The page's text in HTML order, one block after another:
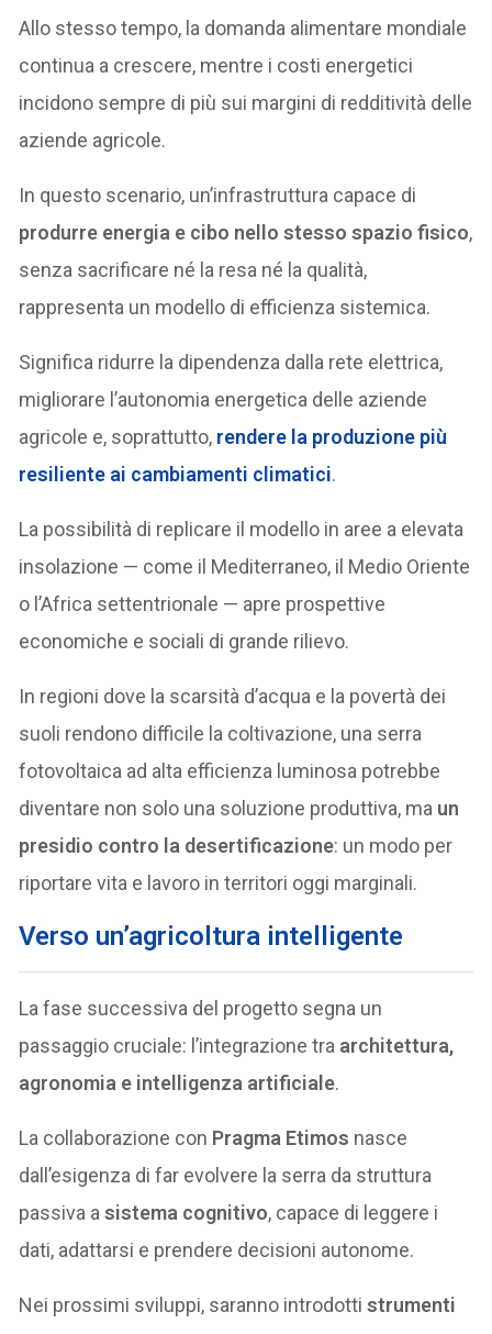
Allo stesso tempo, la domanda alimentare mondiale
continua a crescere, mentre i costi energetici
incidono sempre di più sui margini di redditività delle
aziende agricole.
In questo scenario, un’infrastruttura capace di
produrre energia e cibo nello stesso spazio fisico,
senza sacrificare né la resa né la qualità,
rappresenta un modello di efficienza sistemica.
Significa ridurre la dipendenza dalla rete elettrica,
migliorare l’autonomia energetica delle aziende
agricole e, soprattutto, rendere la produzione più
resiliente ai cambiamenti climatici.
La possibilità di replicare il modello in aree a elevata
insolazione — come il Mediterraneo, il Medio Oriente
o l’Africa settentrionale — apre prospettive
economiche e sociali di grande rilievo.
In regioni dove la scarsità d’acqua e la povertà dei
suoli rendono difficile la coltivazione, una serra
fotovoltaica ad alta efficienza luminosa potrebbe
diventare non solo una soluzione produttiva, ma un
presidio contro la desertificazione: un modo per
riportare vita e lavoro in territori oggi marginali.
Verso un’agricoltura intelligente
La fase successiva del progetto segna un
passaggio cruciale: l’integrazione tra architettura,
agronomia e intelligenza artificiale.
La collaborazione con Pragma Etimos nasce
dall’esigenza di far evolvere la serra da struttura
passiva asistema cognitivo, capace di leggere i
dati, adattarsi e prendere decisioni autonome.
Nei prossimi sviluppi, saranno introdottistrumenti